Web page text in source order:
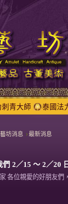
青大師 泰國法
坊消息 最新消息
2／15 ～ 2／20
各位親愛的好朋友們